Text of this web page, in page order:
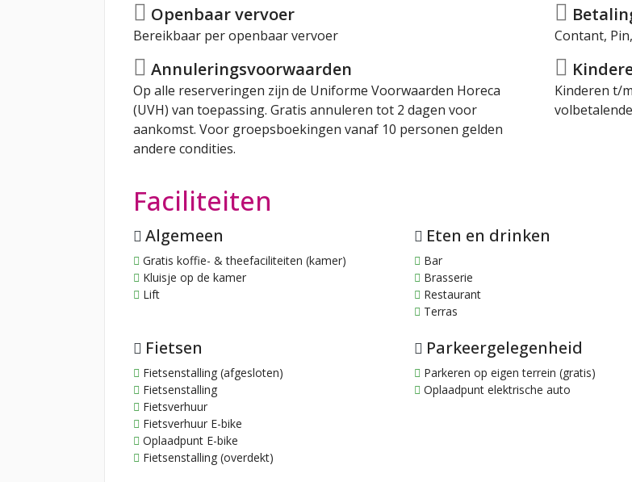
Openbaar vervoer
Bereikbaar per openbaar vervoer Contant,
Annuleringsvoorwaarden
Op alle reserveringen zijn de Uniforme Voorwaarden Horeca
(UVH) van toepassing. Gratis annuleren tot 2 dagen voor
aankomst. Voor groepsboekingen vanaf 10 personen gelden
andere condities.
Kinderen t/
Faciliteiten
Algemeen
Gratis koffie- & theefaciliteiten (kamer)
Kluisje op de kamer
Lift
Eten en drinken
Bar
Brasserie
Restaurant
Terras
Fietsen
Fietsenstalling (afgesloten)
Fietsenstalling
Fietsverhuur
Fietsverhuur E-bike
Oplaadpunt E-bike
Fietsenstalling (overdekt)
Parkeergelegenheid
Parkeren op eigen terrein (gratis)
Oplaadpunt elektrische auto